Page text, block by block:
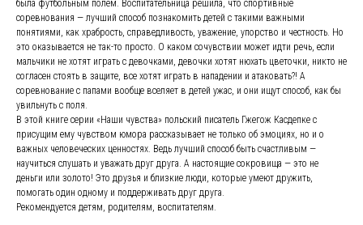
была футбольным полем. Воспитательница решила, что спортивные
соревнования — лучший способ познакомить детей с такими важными
понятиями, как храбрость, справедливость, уважение, упорство и честность. Но
это оказывается не так-то просто. О каком сочувствии может идти речь, если
мальчики не хотят играть с девочками, девочки хотят нюхать цветочки, никто не
согласен стоять в защите, все хотят играть в нападении и атаковать?! А
соревнование с папами вообще вселяет в детей ужас, и они ищут способ, как бы
увильнуть с поля.
В этой книге серии «Наши чувства» польский писатель Гжегож Касдепке с
присущим ему чувством юмора рассказывает не только об эмоциях, но и о
важных человеческих ценностях. Ведь лучший способ быть счастливым —
научиться слушать и уважать друг друга. А настоящие сокровища — это не
деньги или золото! Это друзья и близкие люди, которые умеют дружить,
помогать один одному и поддерживать друг друга.
Рекомендуется детям, родителям, воспитателям.